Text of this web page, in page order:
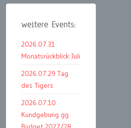
weitere Events:
2026.07.31
Monatsrückblick Juli
2026.07.29 Tag
des Tigers
2026.07.10
Kundgebung gg